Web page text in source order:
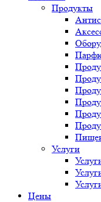
Продукты
Услуги
Цены